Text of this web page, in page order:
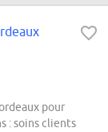
pour
: soins clients